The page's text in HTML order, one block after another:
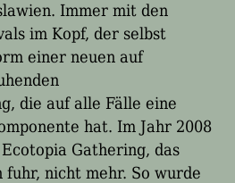
Immer mit den
im Kopf, der selbst
einer neuen auf
die auf alle Fälle eine
hat. Im Jahr 2008
Gathering, das
fuhr, nicht mehr. So wurde